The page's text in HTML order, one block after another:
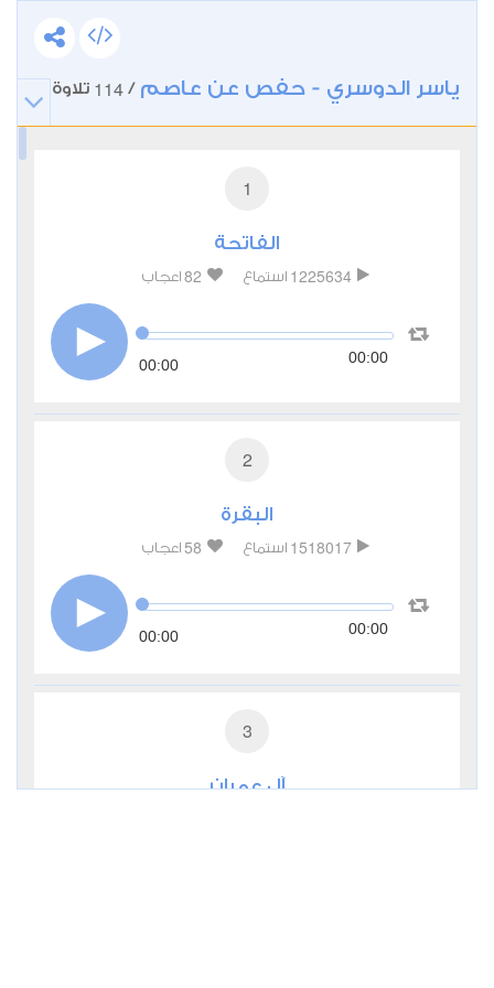
ياسر الدوسري - حفص عن عاصم /
114 تلاوة
1
الفاتحة
1225634 استماع 82 اعجاب
00:00 00:00
2
البقرة
1518017 استماع 58 اعجاب
00:00 00:00
3
آل عمران